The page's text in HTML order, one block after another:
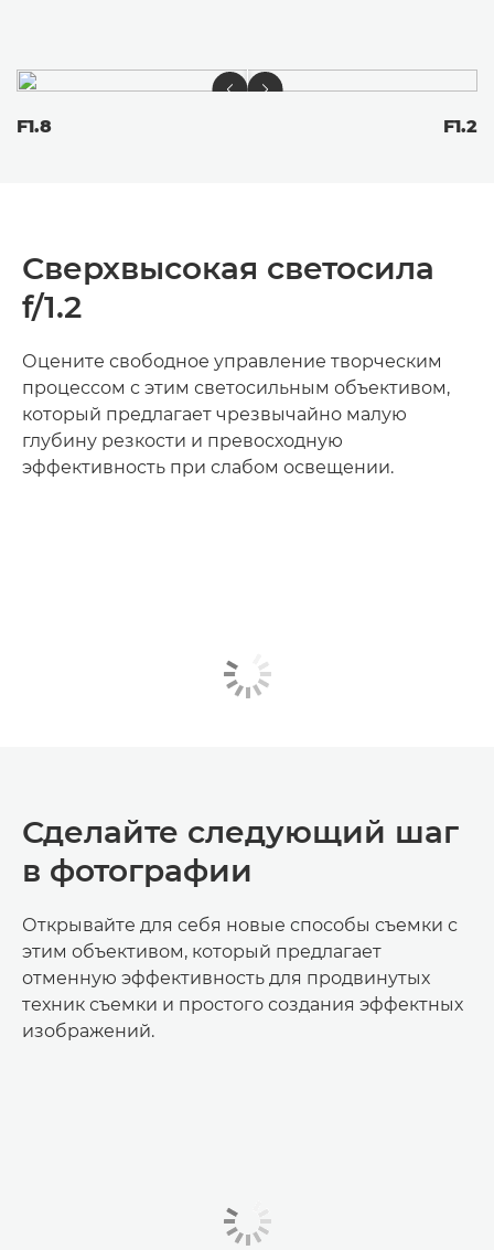
F1.8 F1.2
Сверхвысокая светосила
f/1.2
Оцените свободное управление творческим
процессом с этим светосильным объективом,
который предлагает чрезвычайно малую
глубину резкости и превосходную
эффективность при слабом освещении.
Сделайте следующий шаг
в фотографии
Открывайте для себя новые способы съемки с
этим объективом, который предлагает
отменную эффективность для продвинутых
техник съемки и простого создания эффектных
изображений.